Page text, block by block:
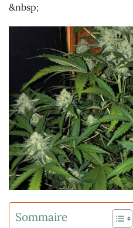
&nbsp;
Sommaire